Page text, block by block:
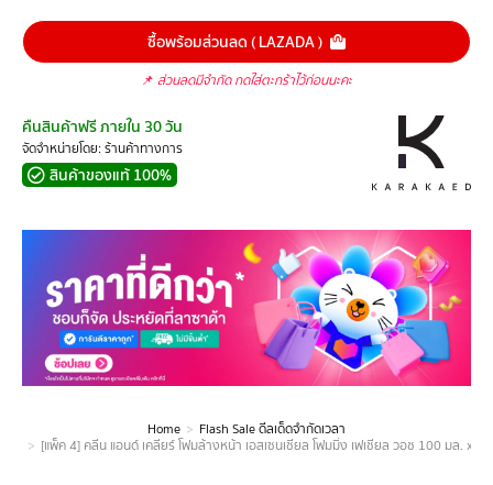
ซื้อพร้อมส่วนลด ( LAZADA )
📌 ส่วนลดมีจำกัด กดใส่ตะกร้าไว้ก่อนนะคะ
คืนสินค้าฟรี ภายใน 30 วัน
จัดจำหน่ายโดย: ร้านค้าทางการ
สินค้าของแท้ 100%
You are here: Home
Flash Sale ดีลเด็ดจำกัดเวลา
[แพ็ค 4] คลีน แอนด์ เคลียร์ โฟมล้างหน้า เอสเซนเชียล โฟมมิ่ง เฟเชียล วอช 100 มล. x